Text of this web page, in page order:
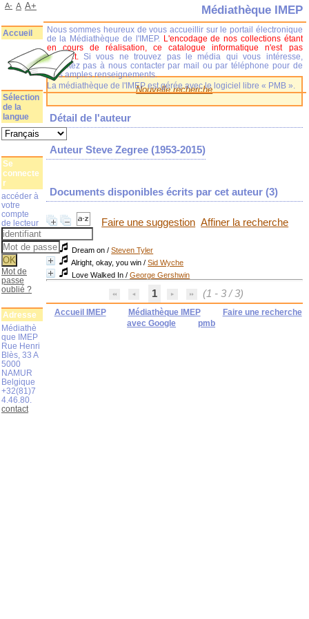
Nouvelle recherche
Détail de l'auteur
Auteur Steve Zegree (1953-2015)
Documents disponibles écrits par cet auteur (3)
Faire une suggestion Affiner la recherche
Dream on /Steven Tyler
Alright, okay, you win /Sid Wyche
Love Walked In /George Gershwin
1 (1 - 3 / 3)
Accueil IMEP Médiathèque IMEP
Faire une recherche
avec Google
pmb
Médiathèque IMEP
Nous sommes heureux de vous accueillir sur le portail électronique
de la Médiathèque de l'IMEP. L'encodage de nos collections étant
en cours de réalisation, ce catalogue informatique n'est pas
complet.
Si vous ne trouvez pas le média qui vous intéresse,
n'hésitez pas à nous contacter par mail ou par téléphone pour de
plus amples renseignements.
La médiathèque de l'IMEP est gérée avec le logiciel libre « PMB ».
A- A A+
Accueil
Sélection
de la
langue
Se
connecte
r
accéder à
votre
compte
de lecteur
Mot de
passe
oublié ?
Adresse
Médiathè
que IMEP
Rue Henri
Blès, 33 A
5000
NAMUR
Belgique
+32(81)7
4.46.80.
contact